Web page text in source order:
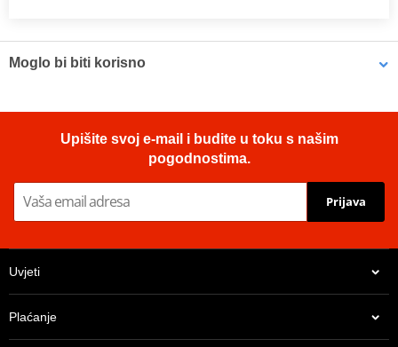
Moglo bi biti korisno
ml (ideal for workshops)
Upišite svoj e-mail i budite u toku s našim
pogodnostima.
Prijava
Uvjeti
Plaćanje